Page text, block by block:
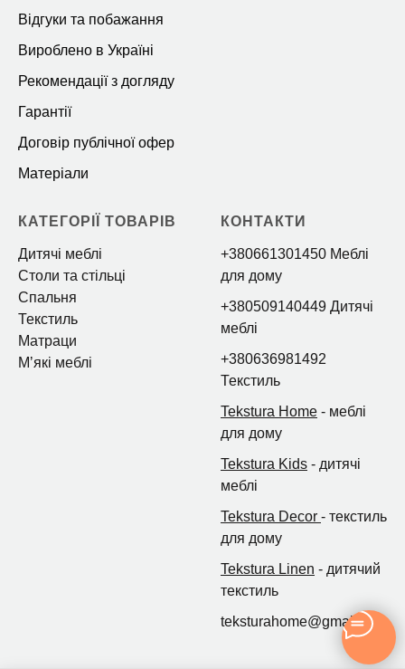
Відгуки та побажання
Вироблено в Україні
Рекомендації з догляду
Гарантії
Договір публічної офер
Матеріали
КАТЕГОРІЇ ТОВАРІВ
Дитячі меблі
Столи та стільці
Спальня
Текстиль
Матраци
Мʼякі меблі
КОНТАКТИ
+380661301450 Меблі
для дому
+380509140449 Дитячі
меблі
+380636981492
Текстиль
Tekstura Home - меблі
для дому
Tekstura Kids - дитячі
меблі
Tekstura Decor - текстиль
для дому
Tekstura Linen - дитячий
текстиль
teksturahome@gmail.com